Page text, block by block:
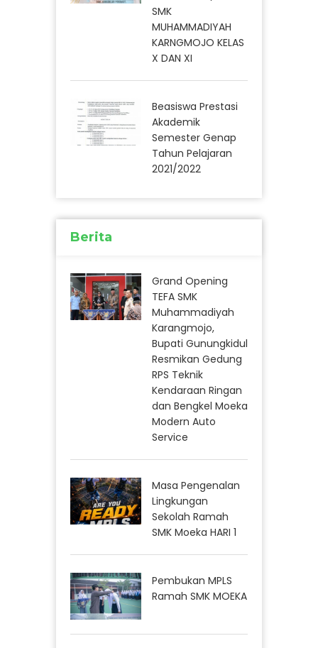
SMK
MUHAMMADIYAH
KARNGMOJO KELAS
X DAN XI
Beasiswa Prestasi
Akademik
Semester Genap
Tahun Pelajaran
2021/2022
Berita
Grand Opening
TEFA SMK
Muhammadiyah
Karangmojo,
Bupati Gunungkidul
Resmikan Gedung
RPS Teknik
Kendaraan Ringan
dan Bengkel Moeka
Modern Auto
Service
Masa Pengenalan
Lingkungan
Sekolah Ramah
SMK Moeka HARI 1
Pembukan MPLS
Ramah SMK MOEKA